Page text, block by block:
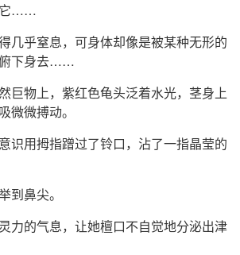
它……
几乎窒息，可身体却像是被某种无形的
俯下身去……
巨物上，紫红色龟头泛着水光，茎身上
微微搏动。
识用拇指蹭过了铃口，沾了一指晶莹的
到鼻尖。
力的气息，让她檀口不自觉地分泌出津